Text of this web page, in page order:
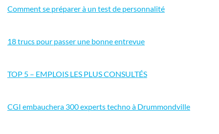
Comment se préparer à un test de personnalité
18 trucs pour passer une bonne entrevue
TOP 5 – EMPLOIS LES PLUS CONSULTÉS
CGI embauchera 300 experts techno à Drummondville